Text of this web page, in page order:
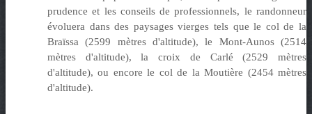
prudence et les conseils de professionnels, le randonneur
évoluera dans des paysages vierges tels que le col de la
Braïssa (2599 mètres d'altitude), le Mont-Aunos (2514
mètres d'altitude), la croix de Carlé (2529 mètres
d'altitude), ou encore le col de la Moutière (2454 mètres
d'altitude).